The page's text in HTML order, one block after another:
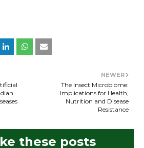
NEWER
The Insect Microbiome:
Implications for Health,
Nutrition and Disease
Resistance
these posts